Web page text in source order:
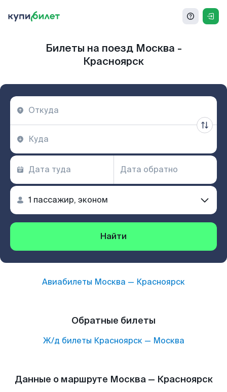
Билеты на поезд Москва -
Красноярск
Найти
Авиабилеты Москва — Красноярск
Обратные билеты
Ж/д билеты Красноярск— Москва
Данные о маршруте Москва — Красноярск